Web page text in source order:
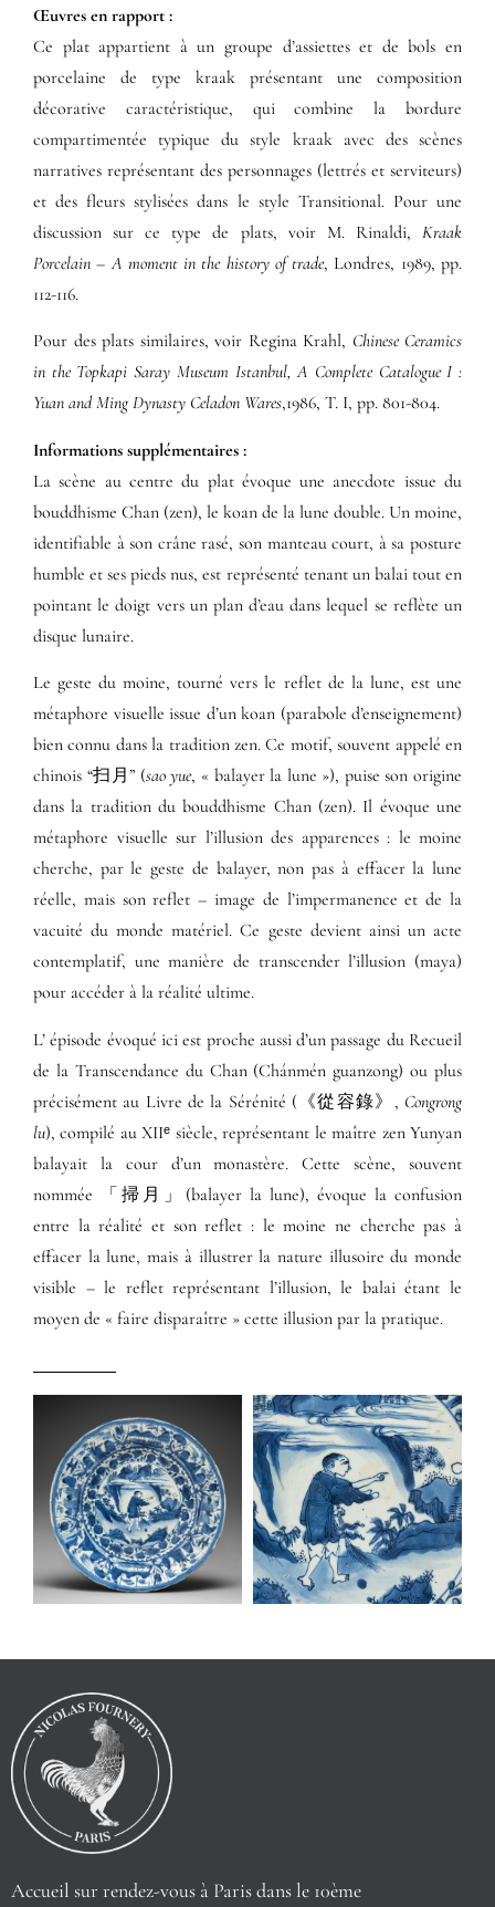
Œuvres en rapport :​
Ce plat appartient à un groupe d’assiettes et de bols en
porcelaine de type kraak présentant une composition
décorative caractéristique, qui combine la bordure
compartimentée typique du style kraak avec des scènes
narratives représentant des personnages (lettrés et serviteurs)
et des fleurs stylisées dans le style Transitional. Pour une
discussion sur ce type de plats, voir M. Rinaldi, Kraak
Porcelain – A moment in the history of trade, Londres, 1989, pp.
112-116.
Pour des plats similaires, voir Regina Krahl, Chinese Ceramics
in the Topkapi Saray Museum Istanbul, A Complete Catalogue I :
Yuan and Ming Dynasty Celadon Wares,1986, T. I, pp. 801-804.
Informations supplémentaires​ :​
La scène au centre du plat évoque une anecdote issue du
bouddhisme Chan (zen), le koan de la lune double. Un moine,
identifiable à son crâne rasé, son manteau court, à sa posture
humble et ses pieds nus, est représenté tenant un balai tout en
pointant le doigt vers un plan d’eau dans lequel se reflète un
disque lunaire.
Le geste du moine, tourné vers le reflet de la lune, est une
métaphore visuelle issue d’un koan (parabole d’enseignement)
bien connu dans la tradition zen. Ce motif, souvent appelé en
chinois “扫月” (sao yue, « balayer la lune »), puise son origine
dans la tradition du bouddhisme Chan (zen). Il évoque une
métaphore visuelle sur l’illusion des apparences : le moine
cherche, par le geste de balayer, non pas à effacer la lune
réelle, mais son reflet – image de l’impermanence et de la
vacuité du monde matériel. Ce geste devient ainsi un acte
contemplatif, une manière de transcender l’illusion (maya)
pour accéder à la réalité ultime.
L’ épisode évoqué ici est proche aussi d’un passage du Recueil
de la Transcendance du Chan (Chánmén guanzong) ou plus
précisément au Livre de la Sérénité (《從容錄》, Congrong
lu), compilé au XIIᵉ siècle, représentant le maître zen Yunyan
balayait la cour d’un monastère. Cette scène, souvent
nommée 「掃月」(balayer la lune), évoque la confusion
entre la réalité et son reflet : le moine ne cherche pas à
effacer la lune, mais à illustrer la nature illusoire du monde
visible – le reflet représentant l’illusion, le balai étant le
moyen de « faire disparaître » cette illusion par la pratique.
Accueil sur rendez-vous à Paris dans le 10ème